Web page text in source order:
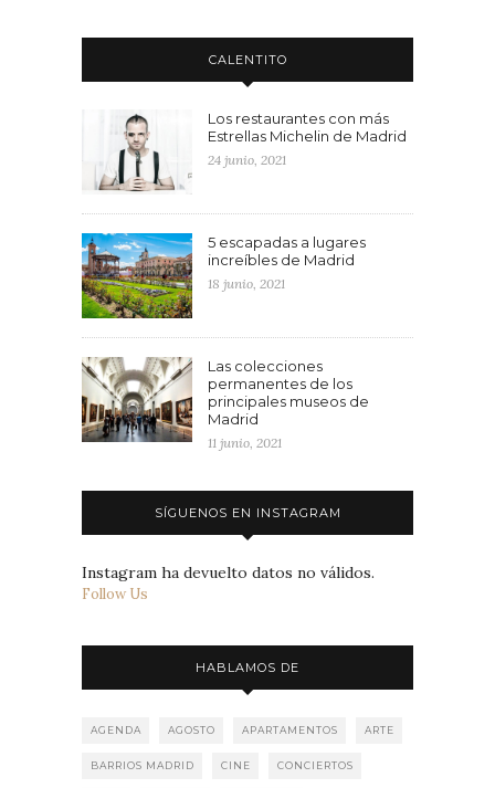
CALENTITO
Los restaurantes con más
Estrellas Michelin de Madrid
24 junio, 2021
5 escapadas a lugares
increíbles de Madrid
18 junio, 2021
Las colecciones
permanentes de los
principales museos de
Madrid
11 junio, 2021
SÍGUENOS EN INSTAGRAM
Instagram ha devuelto datos no válidos.
Follow Us
HABLAMOS DE
AGENDA AGOSTO APARTAMENTOS ARTE
BARRIOS MADRID CINE CONCIERTOS